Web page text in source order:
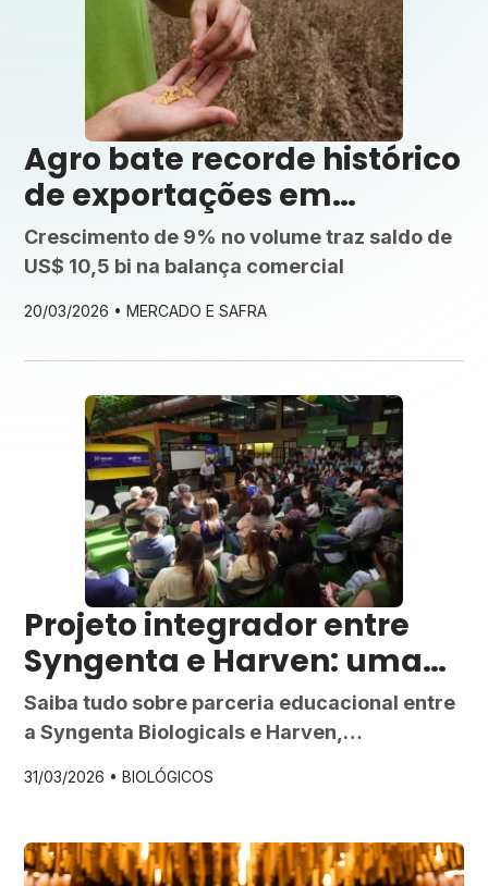
Agro bate recorde histórico
de exportações em
fevereiro: US$ 12,05 bilhões
Crescimento de 9% no volume traz saldo de
US$ 10,5 bi na balança comercial
20/03/2026 • MERCADO E SAFRA
Projeto integrador entre
Syngenta e Harven: uma
revolução no futuro
acadêmico e
mercadológico
Saiba tudo sobre parceria educacional entre
a Syngenta Biologicals e Harven,
31/03/2026 •BIOLÓGICOS